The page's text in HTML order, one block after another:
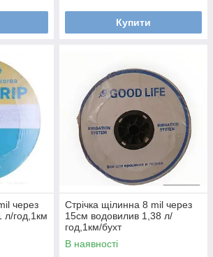
Купити
через
л/год,1км
Стрічка щілинна 8 mil через
15см водовилив 1,38 л/
год,1км/бухт
В наявності